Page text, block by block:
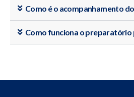
Como é o acompanhamento
Como funciona o preparatório